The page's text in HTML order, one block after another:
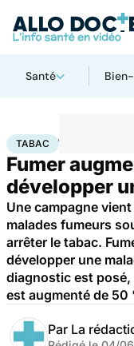
Santé
AccueilSanté
TABAC
Fumer
développer
Une campagne
malades fumeurs
arrêter le tabac.
développer une
diagnostic est
est augmenté de 50
Par La